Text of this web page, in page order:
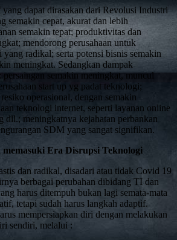
dapat dirasakan dari Revolusi Industri
semakin cepat, akurat dan lebih
semakin tepat; produktivitas dan
mendorong perusahaan untuk
yang radikal; serta potensi bisnis semakin
meningkat. Sedangkan dampak
persaingan semakin meningkat, muncul
start up yg padat teknologi;
operasional, dengan semakin
teknologi internet, seperti layanan online
dll.; meningkatnya kejahatan perbankan
SDM yang sangat signifikan.
memasuki Era Disrupsi Teknologi
dan radikal, disadari atau tidak Covid 19
berbagai perubahan dibidang TI dan
harus ditempuh bukan lagi semata-mata
tetapi sudah harus langkah adaptif.
mempersiapkan diri dengan melakukan
sendiri, melalui :